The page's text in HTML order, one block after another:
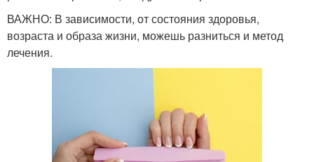
ВАЖНО: В зависимости, от состояния здоровья,
возраста и образа жизни, можешь разниться и метод
лечения.